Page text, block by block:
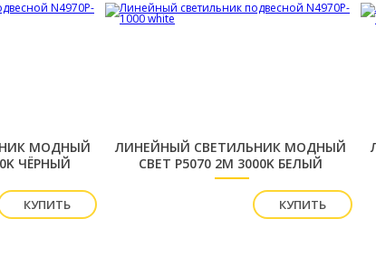
МОДНЫЙ
ЧЁРНЫЙ
КУПИТЬ
ЛИНЕЙНЫЙ СВЕТИЛЬНИК МОДНЫЙ
СВЕТ P5070 2М 3000K БЕЛЫЙ
ПОДВЕСНОЙ
КУПИТЬ